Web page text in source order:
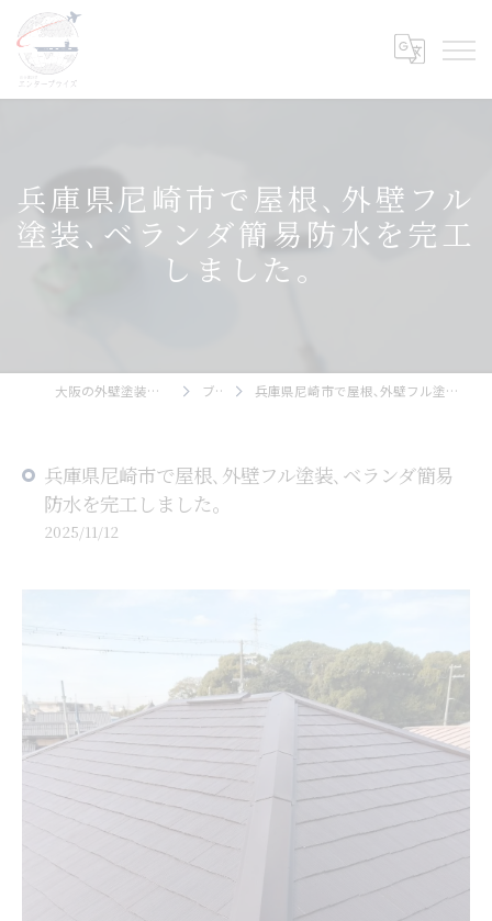
兵庫県尼崎市で屋根､外壁フル
塗装､ベランダ簡易防水を完工
しました。
大阪の外壁塗装ならエンタープライズ ブログ 兵庫県尼崎市で屋根､外壁フル塗装､ベランダ簡易防水を完工しました。
兵庫県尼崎市で屋根､外壁フル塗装､ベランダ簡易
防水を完工しました。
2025/11/12